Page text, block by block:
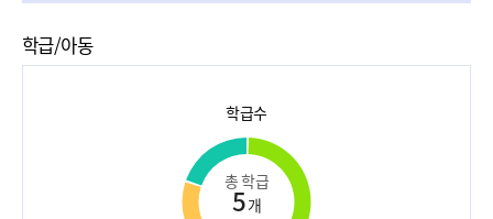
학급/아동
학급수
총 학급
5개